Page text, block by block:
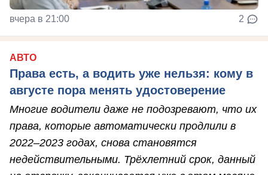
вчера в 21:00 2
АВТО
Права есть, а водить уже нельзя: кому в
августе пора менять удостоверение
Многие водители даже не подозревают, что их
права, которые автоматически продлили в
2022–2023 годах, снова становятся
недействительными. Трёхлетний срок, данный